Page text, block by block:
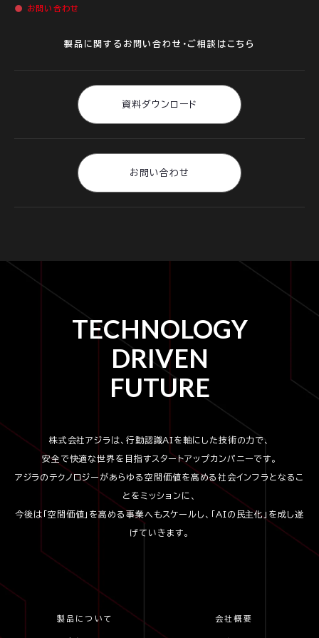
お問い合わせ
製品に関するお問い合わせ・ご相談はこちら
資料ダウンロード
お問い合わせ
TECHNOLOGY
DRIVEN
FUTURE
株式会社アジラは、行動認識AIを軸にした技術の力で、
安全で快適な世界を目指すスタートアップカンパニーです。
アジラのテクノロジーがあらゆる空間価値を高める社会インフラとなるこ
とをミッションに、
今後は「空間価値」を高める事業へもスケールし、「AIの民主化」を成し遂
げていきます。
製品について 会社概要